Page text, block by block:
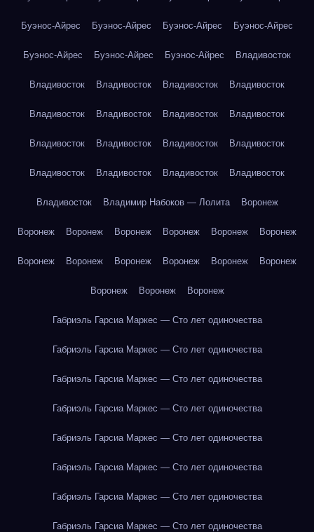
Буэнос-Айрес Буэнос-Айрес Буэнос-Айрес Буэнос-Айрес
Буэнос-Айрес Буэнос-Айрес Буэнос-Айрес Владивосток
Владивосток Владивосток Владивосток Владивосток
Владивосток Владивосток Владивосток Владивосток
Владивосток Владивосток Владивосток Владивосток
Владивосток Владивосток Владивосток Владивосток
Владивосток Владимир Набоков — Лолита Воронеж
Воронеж Воронеж Воронеж Воронеж Воронеж Воронеж
Воронеж Воронеж Воронеж Воронеж Воронеж Воронеж
Воронеж Воронеж Воронеж
Габриэль Гарсиа Маркес — Сто лет одиночества
Габриэль Гарсиа Маркес — Сто лет одиночества
Габриэль Гарсиа Маркес — Сто лет одиночества
Габриэль Гарсиа Маркес — Сто лет одиночества
Габриэль Гарсиа Маркес — Сто лет одиночества
Габриэль Гарсиа Маркес — Сто лет одиночества
Габриэль Гарсиа Маркес — Сто лет одиночества
Габриэль Гарсиа Маркес — Сто лет одиночества